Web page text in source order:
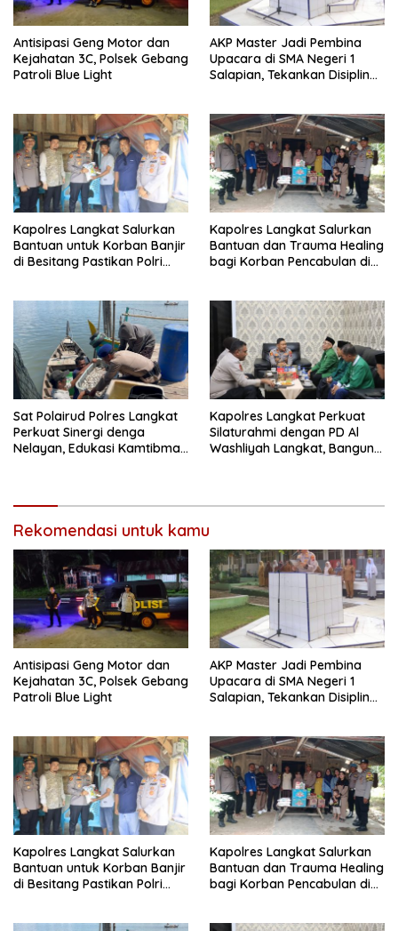
Antisipasi Geng Motor dan
Kejahatan 3C, Polsek Gebang
Patroli Blue Light
AKP Master Jadi Pembina
Upacara di SMA Negeri 1
Salapian, Tekankan Disiplin
Kapolres Langkat Salurkan
Bantuan untuk Korban Banjir
di Besitang Pastikan Polri
Kapolres Langkat Salurkan
Bantuan dan Trauma Healing
bagi Korban Pencabulan di
Sat Polairud Polres Langkat
Perkuat Sinergi denga
Nelayan, Edukasi Kamtibmas
Kapolres Langkat Perkuat
Silaturahmi dengan PD Al
Washliyah Langkat, Bangun
Rekomendasi untuk kamu
Antisipasi Geng Motor dan
Kejahatan 3C, Polsek Gebang
Patroli Blue Light
AKP Master Jadi Pembina
Upacara di SMA Negeri 1
Salapian, Tekankan Disiplin
Kapolres Langkat Salurkan
Bantuan untuk Korban Banjir
di Besitang Pastikan Polri
Kapolres Langkat Salurkan
Bantuan dan Trauma Healing
bagi Korban Pencabulan di